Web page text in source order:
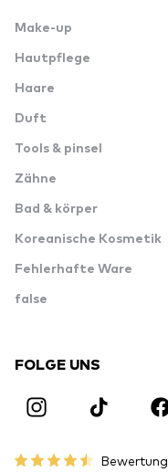
Make-up
Hautpflege
Haare
Duft
Tools & pinsel
Zähne
Bad & körper
Koreanische Kosmetik
Fehlerhafte Ware
false
FOLGE UNS
Bewertung